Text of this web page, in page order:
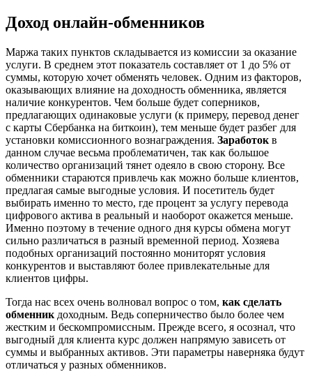
Доход онлайн-обменников
Маржа таких пунктов складывается из комиссии за оказание
услуги. В среднем этот показатель составляет от 1 до 5% от
суммы, которую хочет обменять человек. Одним из факторов,
оказывающих влияние на доходность обменника, является
наличие конкурентов. Чем больше будет соперников,
предлагающих одинаковые услуги (к примеру, перевод денег
с карты Сбербанка на биткоин), тем меньше будет разбег для
установки комиссионного вознаграждения. Заработок в
данном случае весьма проблематичен, так как большое
количество организаций тянет одеяло в свою сторону. Все
обменники стараются привлечь как можно больше клиентов,
предлагая самые выгодные условия. И посетитель будет
выбирать именно то место, где процент за услугу перевода
цифрового актива в реальный и наоборот окажется меньше.
Именно поэтому в течение одного дня курсы обмена могут
сильно различаться в разный временной период. Хозяева
подобных организаций постоянно мониторят условия
конкурентов и выставляют более привлекательные для
клиентов цифры.
Тогда нас всех очень волновал вопрос о том, как сделать
обменник доходным. Ведь соперничество было более чем
жестким и бескомпромиссным. Прежде всего, я осознал, что
выгодный для клиента курс должен напрямую зависеть от
суммы и выбранных активов. Эти параметры наверняка будут
отличаться у разных обменников.